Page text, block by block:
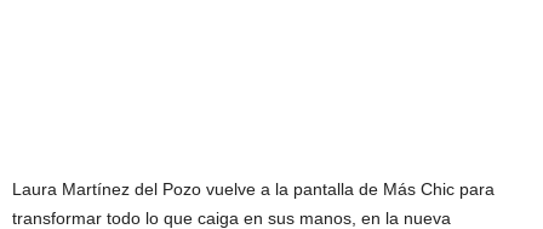
Laura Martínez del Pozo vuelve a la pantalla de Más Chic para
transformar todo lo que caiga en sus manos, en la nueva